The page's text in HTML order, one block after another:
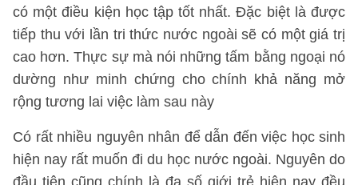
có một điều kiện học tập tốt nhất. Đặc biệt là được
tiếp thu với lần tri thức nước ngoài sẽ có một giá trị
cao hơn. Thực sự mà nói những tấm bằng ngoại nó
dường như minh chứng cho chính khả năng mở
rộng tương lai việc làm sau này
Có rất nhiều nguyên nhân để dẫn đến việc học sinh
hiện nay rất muốn đi du học nước ngoài. Nguyên do
đầu tiên cũng chính là đa số giới trẻ hiện nay đều